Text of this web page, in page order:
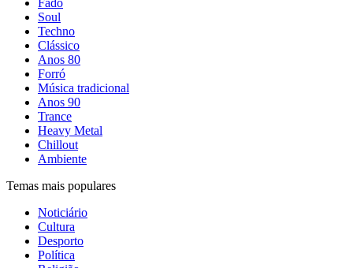
Fado
Soul
Techno
Clássico
Anos 80
Forró
Música tradicional
Anos 90
Trance
Heavy Metal
Chillout
Ambiente
Temas mais populares
Noticiário
Cultura
Desporto
Política